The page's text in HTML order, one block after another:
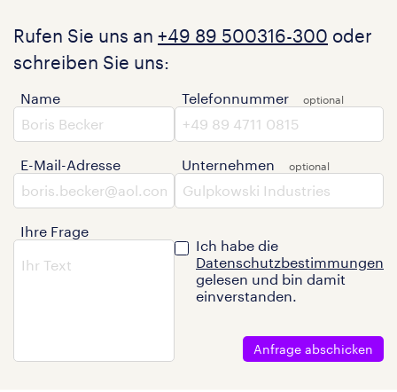
Rufen Sie uns an +49 89 500316-300 oder
schreiben Sie uns:
Name
E-Mail-Adresse
Ihre Frage
Telefonnummer
Unternehmen
Ich habe die
Datenschutzbestimmungen
gelesen und bin damit
einverstanden.
Anfrage abschicken